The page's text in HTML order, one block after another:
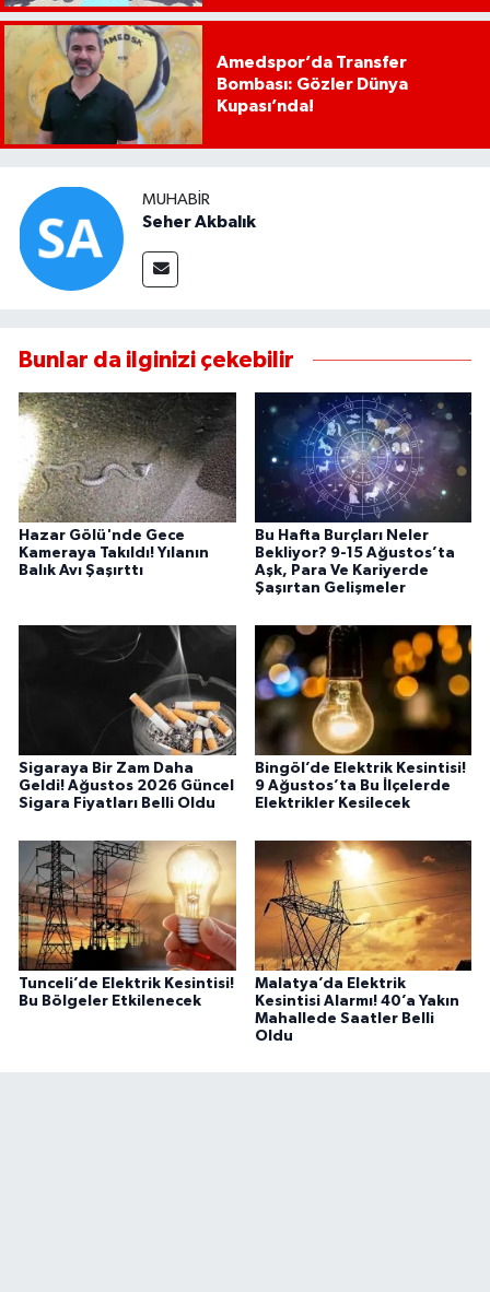
Amedspor’da Transfer
Bombası: Gözler Dünya
Kupası’nda!
MUHABIR
Seher Akbalık
Bunlar da ilginizi çekebilir
Hazar Gölü'nde Gece
Kameraya Takıldı! Yılanın
Balık Avı Şaşırttı
Bu Hafta Burçları Neler
Bekliyor? 9-15 Ağustos’ta
Aşk, Para Ve Kariyerde
Şaşırtan Gelişmeler
Sigaraya Bir Zam Daha
Geldi! Ağustos 2026 Güncel
Sigara Fiyatları Belli Oldu
Bingöl’de Elektrik Kesintisi!
9 Ağustos’ta Bu İlçelerde
Elektrikler Kesilecek
Tunceli’de Elektrik Kesintisi!
Bu Bölgeler Etkilenecek
Malatya’da Elektrik
Kesintisi Alarmı! 40’a Yakın
Mahallede Saatler Belli
Oldu